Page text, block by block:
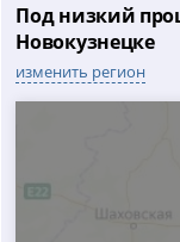
Под низкий
Новокузнецке
изменить регион